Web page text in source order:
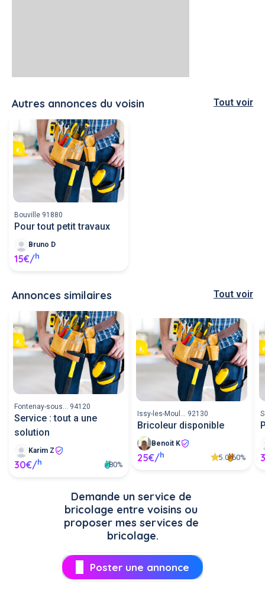
Autres annonces du voisin Tout voir
Bouville 91880
Pour tout petit travaux
Bruno D
15€/h
Annonces similaires Tout voir
Fontenay-sous... 94120
Service : tout a une
solution
Karim Z
30€/h 80%
Issy-les-Moul... 92130
Bricoleur disponible
Benoit K
25€/h 5.0 60%
Demande un service de
bricolage entre voisins ou
proposer mes services de
bricolage.
Poster une annonce